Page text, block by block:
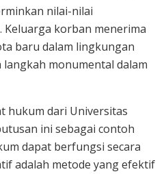
nilai-nilai
korban menerima
baru dalam lingkungan
monumental dalam
hukum dari Universitas
ini sebagai contoh
dapat berfungsi secara
adalah metode yang efektif